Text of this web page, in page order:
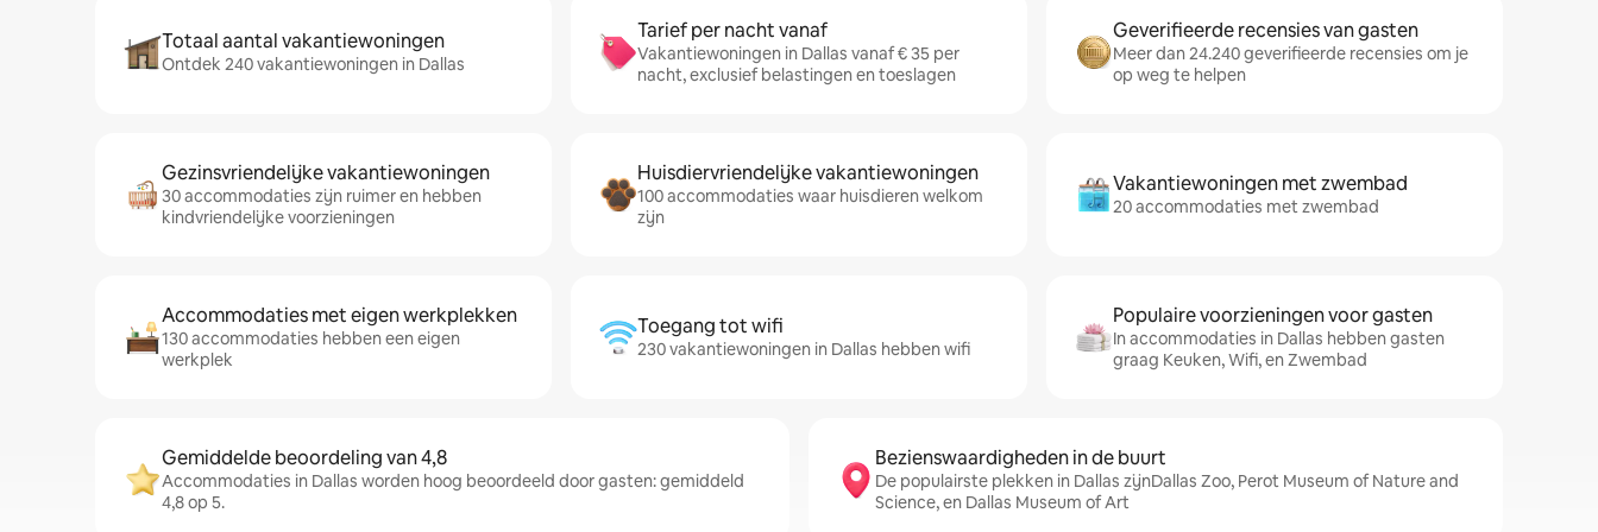
Totaal aantal vakantiewoningen
Ontdek 240 vakantiewoningen in Dallas
Tarief per nacht vanaf
Vakantiewoningen in Dallas vanaf € 35 per
nacht, exclusief belastingen en toeslagen
Geverifieerde recensies van gasten
Meer dan 24.240 geverifieerde recensies om je
op weg te helpen
Gezinsvriendelijke vakantiewoningen
30 accommodaties zijn ruimer en hebben
kindvriendelijke voorzieningen
Huisdiervriendelijke vakantiewoningen
100 accommodaties waar huisdieren welkom
zijn
Vakantiewoningen met zwembad
20 accommodaties met zwembad
Accommodaties met eigen werkplekken
130 accommodaties hebben een eigen
werkplek
Toegang tot wifi
230 vakantiewoningen in Dallas hebben wifi
Populaire voorzieningen voor gasten
In accommodaties in Dallas hebben gasten
graag Keuken, Wifi, en Zwembad
Gemiddelde beoordeling van 4,8
Accommodaties in Dallas worden hoog beoordeeld door gasten: gemiddeld
4,8 op 5.
Bezienswaardigheden in de buurt
De populairste plekken in Dallas zijnDallas Zoo, Perot Museum of Nature and
Science, en Dallas Museum of Art